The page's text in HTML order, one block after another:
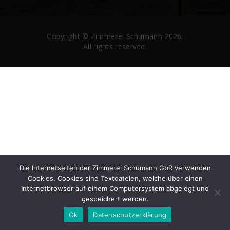
Copyright © Zimmerei Schumann 2026.
All rights reserved.
Die Internetseiten der Zimmerei Schumann GbR verwenden
Cookies. Cookies sind Textdateien, welche über einen
Internetbrowser auf einem Computersystem abgelegt und
gespeichert werden.
Ok
Datenschutzerklärung